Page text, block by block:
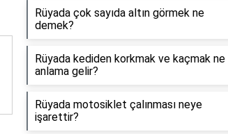
Rüyada çok sayıda altın görmek ne
demek?
Rüyada kediden korkmak ve kaçmak ne
anlama gelir?
Rüyada motosiklet çalınması neye
işarettir?